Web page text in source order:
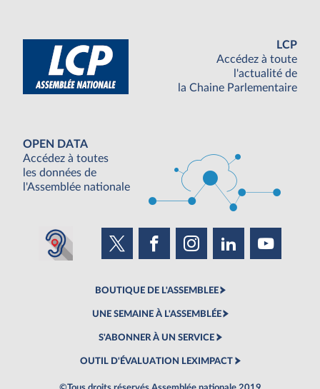
LCP
Accédez à toute
l'actualité de
la Chaine Parlementaire
OPEN DATA
Accédez à toutes
les données de
l'Assemblée nationale
BOUTIQUE DE L'ASSEMBLEE
UNE SEMAINE À L'ASSEMBLÉE
S'ABONNER À UN SERVICE
OUTIL D'ÉVALUATION LEXIMPACT